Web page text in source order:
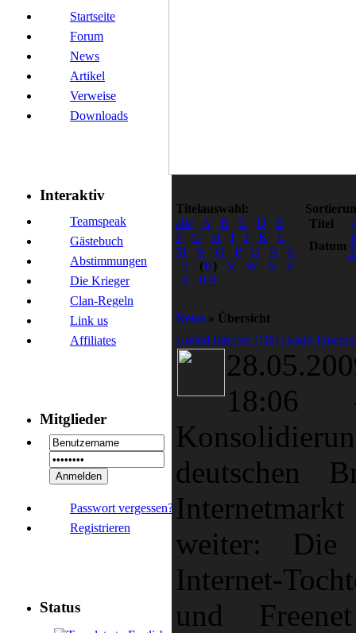
Startseite
Forum
News
Artikel
Verweise
Downloads
Interaktiv
Teamspeak
Gästebuch
Abstimmungen
Die Krieger
Clan-Regeln
Link us
Affiliates
Mitglieder
Passwort vergessen?
Registrieren
Status
Titelauswahl:
alle
A B C D
E
F
G H I J K
L
M
N O P Q R
S
T
(U) V W X
Y
Z
0-9
Titel
Datum
News » Übersicht
United Internet (1&1) kauft
18:06
deutschen
weiter: Die
Internet-
und